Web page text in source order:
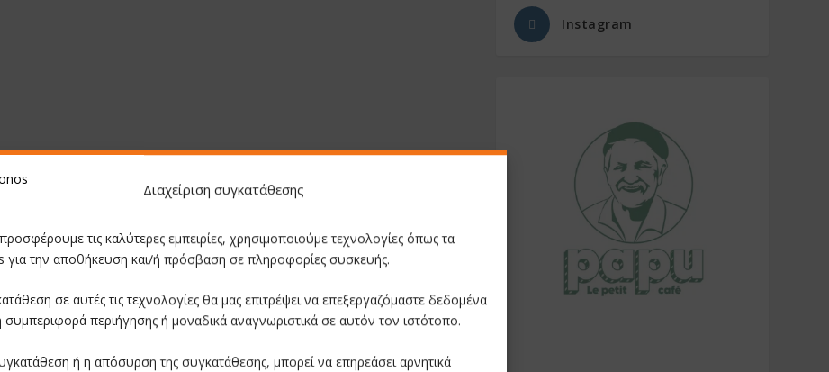
Διαχείριση συγκατάθεσης
τις καλύτερες εμπειρίες, χρησιμοποιούμε τεχνολογίες όπως τα
για την αποθήκευση και/ή πρόσβαση σε πληροφορίες συσκευής.
σε αυτές τις τεχνολογίες θα μας επιτρέψει να επεξεργαζόμαστε δεδομένα
περιήγησης ή μοναδικά αναγνωριστικά σε αυτόν τον ιστότοπο.
ή η απόσυρση της συγκατάθεσης, μπορεί να επηρεάσει αρνητικά
Instagram